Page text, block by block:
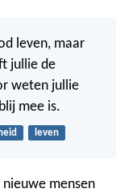
leven, maar
jullie de
weten jullie
mee is.
leven
mensen